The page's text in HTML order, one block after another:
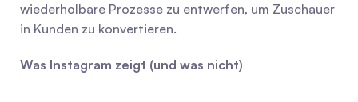
wiederholbare Prozesse zu entwerfen, um Zuschauer
in Kunden zu konvertieren.
Was Instagram zeigt (und was nicht)